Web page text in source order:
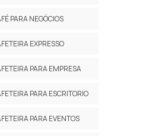
PARA NEGÓCIOS
EXPRESSO
PARA EMPRESA
PARA ESCRITORIO
PARA EVENTOS